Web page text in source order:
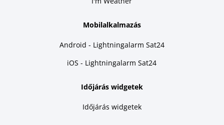
Mobilalkalmazás
Android - Lightningalarm Sat24
iOS - Lightningalarm Sat24
Időjárás widgetek
Időjárás widgetek